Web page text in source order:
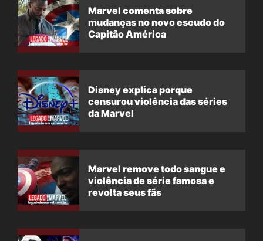
Marvel comenta sobre
mudanças no novo escudo do
Capitão América
Disney explica porque
censurou violência das séries
da Marvel
Marvel remove todo sangue e
violência de série famosa e
revolta seus fãs